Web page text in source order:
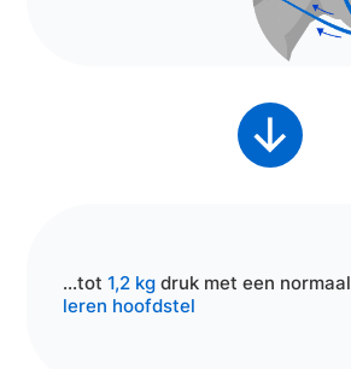
...tot1,2 kg druk met een normaal
leren hoofdstel